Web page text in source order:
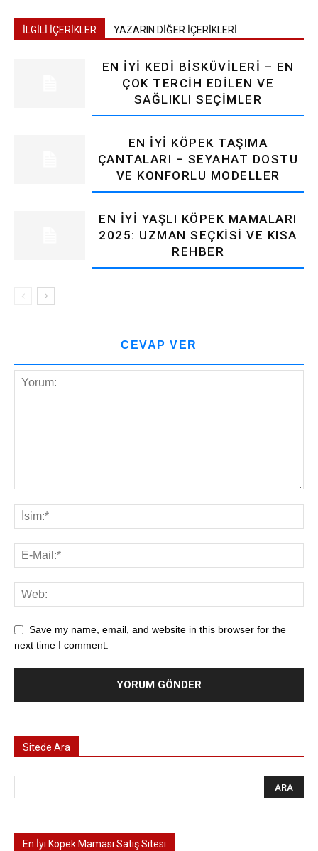
İLGİLİ İÇERİKLER YAZARIN DİĞER İÇERİKLERİ
EN İYI KEDI BISKÜVILERI – EN
ÇOK TERCIH EDILEN VE
SAĞLIKLI SEÇIMLER
EN İYI KÖPEK TAŞIMA
ÇANTALARI – SEYAHAT DOSTU
VE KONFORLU MODELLER
EN İYI YAŞLI KÖPEK MAMALARI
2025: UZMAN SEÇKISI VE KISA
REHBER
CEVAP VER
Save my name, email, and website in this browser for the
next time I comment.
Sitede Ara
En İyi Köpek Maması Satış Sitesi